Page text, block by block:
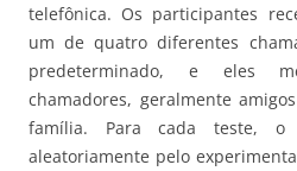
telefônica. Os participantes
um de quatro diferentes
predeterminado, e eles
chamadores, geralmente
família. Para cada teste, o
aleatoriamente pelo